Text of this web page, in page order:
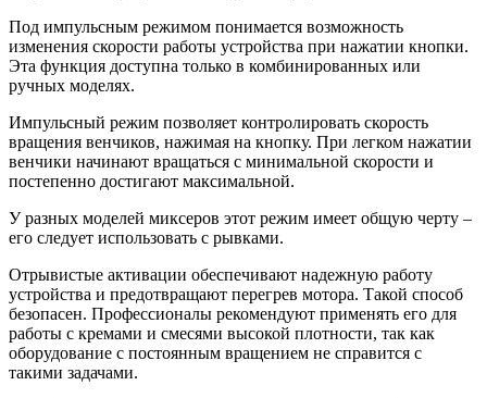
Под импульсным режимом понимается возможность
изменения скорости работы устройства при нажатии кнопки.
Эта функция доступна только в комбинированных или
ручных моделях.
Импульсный режим позволяет контролировать скорость
вращения венчиков, нажимая на кнопку. При легком нажатии
венчики начинают вращаться с минимальной скорости и
постепенно достигают максимальной.
У разных моделей миксеров этот режим имеет общую черту –
его следует использовать с рывками.
Отрывистые активации обеспечивают надежную работу
устройства и предотвращают перегрев мотора. Такой способ
безопасен. Профессионалы рекомендуют применять его для
работы с кремами и смесями высокой плотности, так как
оборудование с постоянным вращением не справится с
такими задачами.